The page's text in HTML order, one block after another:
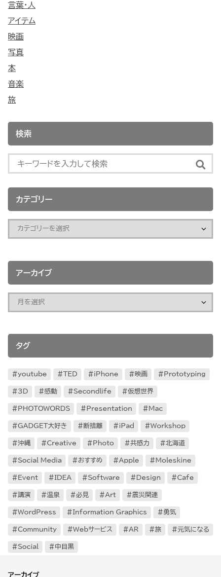
言葉・人
アイテム
映画
写真
本
音楽
旅
検索
カテゴリー
アーカイブ
タグ
youtube TED iPhone 映画 Prototyping
3D 感動 Secondlife 仮想世界
PHOTOWORDS Presentation Mac
GADGET大好き 断捨離 iPad Workshop
沖縄 Creative Photo 共感力 北海道
Social Media おすすめ Apple Moleskine
Event IDEA Software Design Cafe
講演 温泉 必見 Art 震災関連
WordPress Information Graphics 勇気
Community Webサービス AR 旅 元気になる
Social 中目黒
アーカイブ